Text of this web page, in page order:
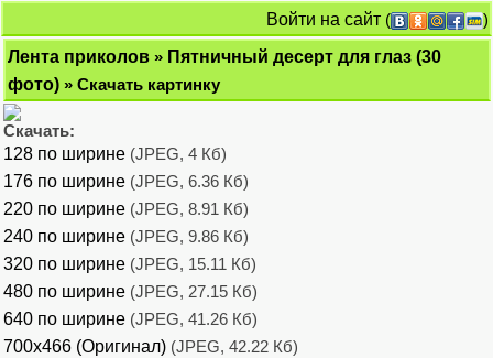
Войти на сайт (
)
Лента приколов » Пятничный десерт для глаз (30
фото) » Скачать картинку
Скачать:
128 по ширине (JPEG, 4 Кб)
176 по ширине (JPEG, 6.36 Кб)
220 по ширине (JPEG, 8.91 Кб)
240 по ширине (JPEG, 9.86 Кб)
320 по ширине (JPEG, 15.11 Кб)
480 по ширине (JPEG, 27.15 Кб)
640 по ширине (JPEG, 41.26 Кб)
700x466 (Оригинал) (JPEG, 42.22 Кб)